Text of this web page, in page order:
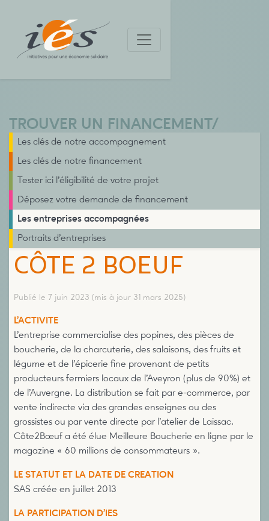
CÔTE 2 BOEUF
Publié le 7 juin 2023 (mis à jour 31 mars 2025)
L’ACTIVITE
L’entreprise commercialise des popines, des pièces de
boucherie, de la charcuterie, des salaisons, des fruits et
légume et de l’épicerie fine provenant de petits
producteurs fermiers locaux de l’Aveyron (plus de 90%) et
de l’Auvergne. La distribution se fait par e-commerce, par
vente indirecte via des grandes enseignes ou des
grossistes ou par vente directe par l’atelier de Laissac.
Côte2Bœuf a été élue Meilleure Boucherie en ligne par le
magazine « 60 millions de consommateurs ».
LE STATUT ET LA DATE DE CREATION
SAS créée en juillet 2013
LA PARTICIPATION D’IES
TROUVER UN FINANCEMENT/
Les clés de notre accompagnement
Les clés de notre financement
Tester ici l’éligibilité de votre projet
Déposez votre demande de financement
Les entreprises accompagnées
Portraits d’entreprises